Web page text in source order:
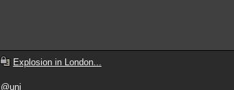
Explosion in London...
@uni